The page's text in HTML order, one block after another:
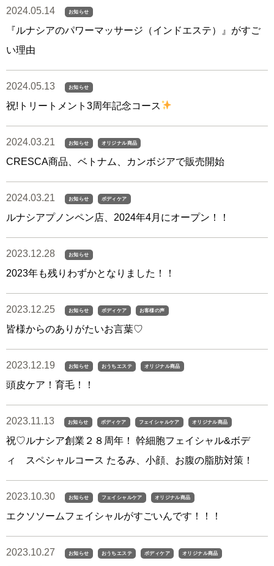
2024.05.14 お知らせ
『ルナシアのパワーマッサージ（インドエステ）』がすご
い理由
2024.05.13 お知らせ
祝!トリートメント3周年記念コース
2024.03.21 お知らせ オリジナル商品
CRESCA商品、ベトナム、カンボジアで販売開始
2024.03.21 お知らせ ボディケア
ルナシアプノンペン店、2024年4月にオープン！！
2023.12.28 お知らせ
2023年も残りわずかとなりました！！
2023.12.25 お知らせ ボディケア お客様の声
皆様からのありがたいお言葉♡
2023.12.19 お知らせ おうちエステ オリジナル商品
頭皮ケア！育毛！！
2023.11.13 お知らせ ボディケア フェイシャルケア オリジナル商品
祝♡ルナシア創業２８周年！ 幹細胞フェイシャル&ボデ
ィ スペシャルコース たるみ、小顔、お腹の脂肪対策！
2023.10.30 お知らせ フェイシャルケア オリジナル商品
エクソソームフェイシャルがすごいんです！！！
2023.10.27 お知らせ おうちエステ ボディケア オリジナル商品